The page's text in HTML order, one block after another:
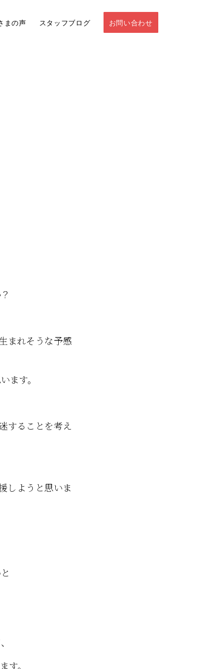
まの声 スタッフブログ お問い合わせ
まれそうな予感
ます。
することを考え
しようと思いま
す。